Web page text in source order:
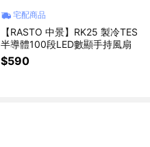
宅配商品
【RASTO 中景】RK25 製冷TES
半導體100段LED數顯手持風扇
$590